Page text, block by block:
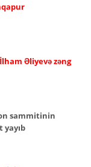
Əliyevə zəng
sammitinin
yayıb